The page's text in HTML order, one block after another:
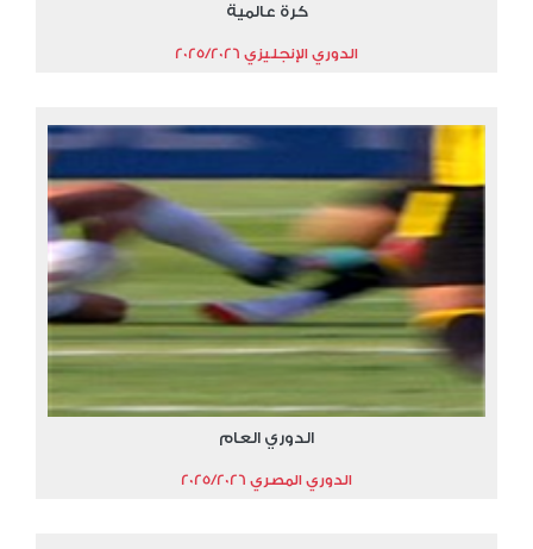
كرة عالمية
الدوري الإنجليزي 2025/2026
الدوري العام
الدوري المصري 2025/2026